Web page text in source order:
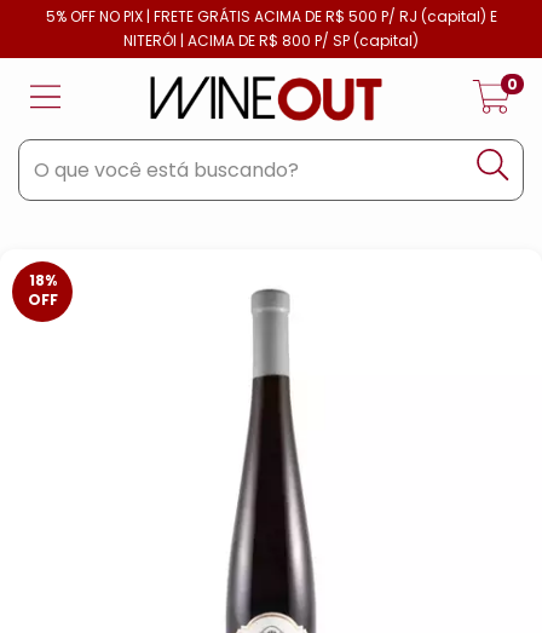
5% OFF NO PIX | FRETE GRÁTIS ACIMA DE R$ 500 P/ RJ (capital) E
NITERÓI | ACIMA DE R$ 800 P/ SP (capital)
0
18%
OFF